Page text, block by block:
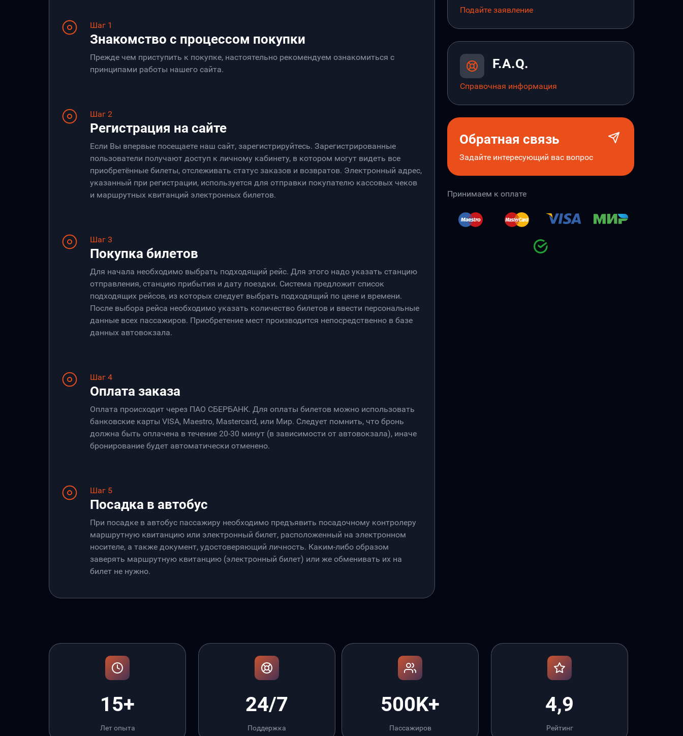
Шаг 1
Знакомство с процессом покупки
Прежде чем приступить к покупке, настоятельно рекомендуем ознакомиться с
принципами работы нашего сайта.
Шаг 2
Регистрация на сайте
Если Вы впервые посещаете наш сайт, зарегистрируйтесь. Зарегистрированные
пользователи получают доступ к личному кабинету, в котором могут видеть все
приобретённые билеты, отслеживать статус заказов и возвратов. Электронный адрес,
указанный при регистрации, используется для отправки покупателю кассовых чеков
и маршрутных квитанций электронных билетов.
Шаг 3
Покупка билетов
Для начала необходимо выбрать подходящий рейс. Для этого надо указать станцию
отправления, станцию прибытия и дату поездки. Система предложит список
подходящих рейсов, из которых следует выбрать подходящий по цене и времени.
После выбора рейса необходимо указать количество билетов и ввести персональные
данные всех пассажиров. Приобретение мест производится непосредственно в базе
данных автовокзала.
Шаг 4
Оплата заказа
Оплата происходит через ПАО СБЕРБАНК. Для оплаты билетов можно использовать
банковские карты VISA, Maestro, Mastercard, или Мир. Следует помнить, что бронь
должна быть оплачена в течение 20-30 минут (в зависимости от автовокзала), иначе
бронирование будет автоматически отменено.
Шаг 5
Посадка в автобус
При посадке в автобус пассажиру необходимо предъявить посадочному контролеру
маршрутную квитанцию или электронный билет, расположенный на электронном
носителе, а также документ, удостоверяющий личность. Каким-либо образом
заверять маршрутную квитанцию (электронный билет) или же обменивать их на
билет не нужно.
Подайте заявление
F.A.Q.
Справочная информация
Обратная связь
Задайте интересующий вас вопрос
Принимаем к оплате
15+
Лет опыта
24/7
Поддержка
500K+
Пассажиров
4,9
Рейтинг